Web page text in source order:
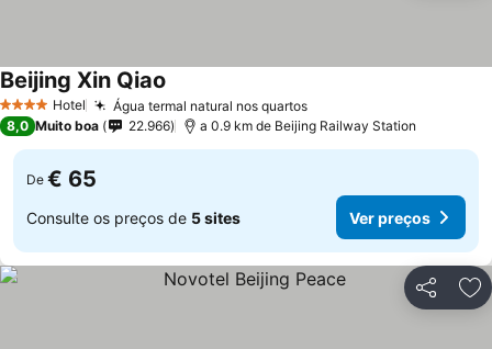
4 EstrelasHotel Água termal natural nos quartos
Beijing Xin Qiao
8,0 Muito boa 22.966 a 0.9 km de Beijing Railway Station
De € 65
Consulte os preços de 5 sites Ver preços
Partilhar